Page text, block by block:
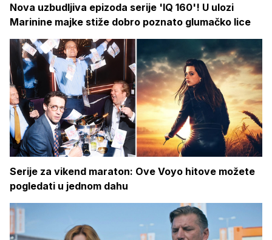
Nova uzbudljiva epizoda serije 'IQ 160'! U ulozi
Marinine majke stiže dobro poznato glumačko lice
Serije za vikend maraton: Ove Voyo hitove možete
pogledati u jednom dahu